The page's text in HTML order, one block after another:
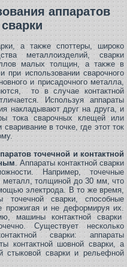
аппаратов
а также споттеры, широко
металлоизделий, сварки
малых толщин, а также в
при использовании сварочного
и присадочного металла,
то в случае контактной
Используя аппараты
накладывают друг на друга, и
тока сварочных клещей или
в точке, где этот ток
точечной и контактной
. Аппараты контактной сварки
Например, точечные
металл, толщиной до 30 мм, что
электрода. В то же время,
точечной сварки, способные
прожигая и не деформируя их.
машины контактной сварки
Существует несколько
сварки: аппараты
контактной шовной сварки, а
стыковой сварки и рельефной